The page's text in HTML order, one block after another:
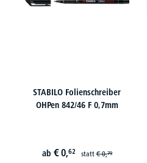
STABILO Folienschreiber
OHPen 842/46 F 0,7mm
ab € 0,62 statt€ 0,79